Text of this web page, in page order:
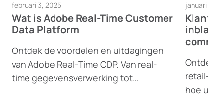
februari 3, 2025
Wat is Adobe Real-Time Customer
Data Platform
Ontdek de voordelen en uitdagingen
van Adobe Real-Time CDP. Van real-
time gegevensverwerking tot
januari
Ontdek
retail-
hoe u